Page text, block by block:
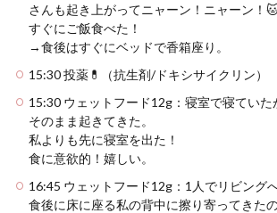
さんも起き上がってニャーン！ニャーン！🐱
すぐにご飯食べた！
→食後はすぐにベッドで香箱座り。
15:30 投薬💊（抗生剤/ドキシサイクリン）
15:30 ウェットフード12g：寝室で寝ていた
そのまま起きてきた。
私よりも先に寝室を出た！
食に意欲的！嬉しい。
16:45 ウェットフード12g：1人でリビング
食後に床に座る私の背中に擦り寄ってきた